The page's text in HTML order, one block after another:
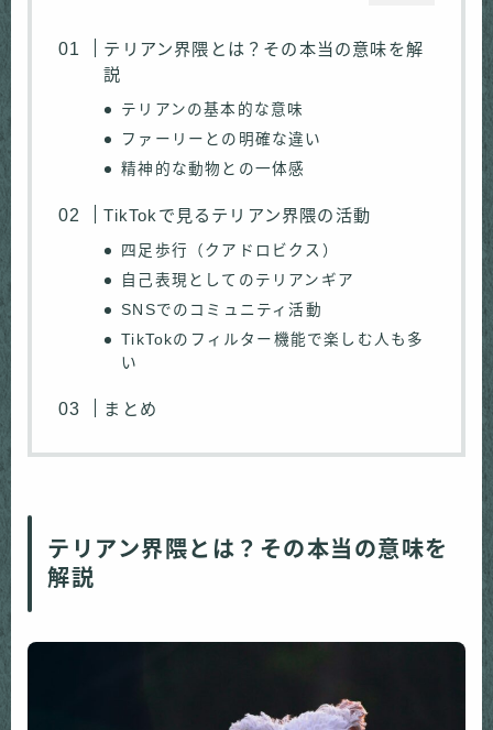
テリアン界隈とは？その本当の意味を解
説
テリアンの基本的な意味
ファーリーとの明確な違い
精神的な動物との一体感
TikTokで見るテリアン界隈の活動
四足歩行（クアドロビクス）
自己表現としてのテリアンギア
SNSでのコミュニティ活動
TikTokのフィルター機能で楽しむ人も多
い
まとめ
テリアン界隈とは？その本当の意味を
解説